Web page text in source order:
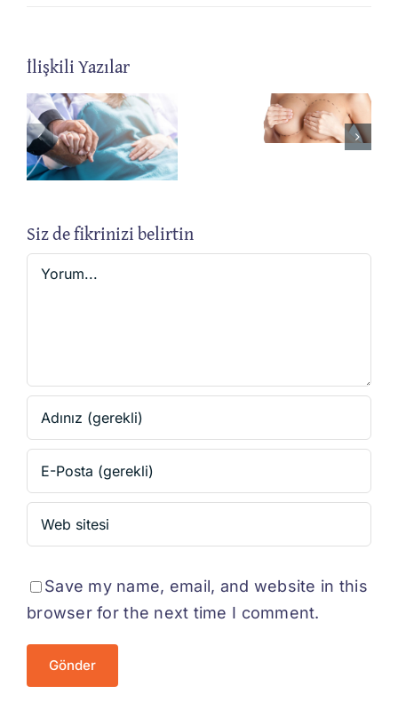
İlişkili Yazılar
Bursa
Meme
Cerrahisi
Nedir?
Nasıl
Siz de fikrinizi belirtin
Yorum
Save my name, email, and website in this
browser for the next time I comment.